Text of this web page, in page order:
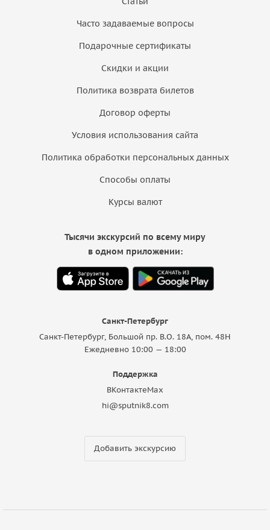
Часто задаваемые вопросы
Подарочные сертификаты
Скидки и акции
Политика возврата билетов
Договор оферты
Условия использования сайта
Политика обработки персональных данных
Способы оплаты
Курсы валют
Санкт-Петербург
Санкт-Петербург, Большой пр. В.О. 18A, пом. 48Н
Ежедневно 10:00 — 18:00
Поддержка
ВКонтактеMax
hi@sputnik8.com
Добавить экскурсию
Тысячи экскурсий по всему миру
в одном приложении: